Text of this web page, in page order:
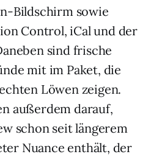
Bildschirm sowie
Control, iCal und der
sind frische
mit im Paket, die
Löwen zeigen.
außerdem darauf,
schon seit längerem
Nuance enthält, der